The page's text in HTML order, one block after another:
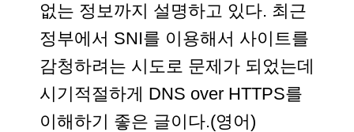
없는 정보까지 설명하고 있다. 최근
정부에서 SNI를 이용해서 사이트를
감청하려는 시도로 문제가 되었는데
시기적절하게 DNS over HTTPS를
이해하기 좋은 글이다.(영어)